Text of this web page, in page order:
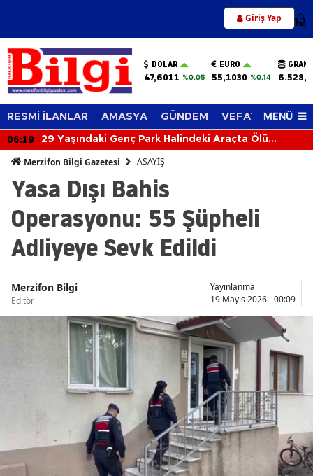
Giriş Yap 12
DOLAR
47,6011 %0.05
EURO
55,1030 %0.14
RESMİ İLANLAR AMASYA GÜNDEM VEFAT EDENLER
MENÜ
06:19
29 Yaşındaki Genç Park Halindeki Araçta Ölü
Merzifon Bilgi Gazetesi ASAYİŞ
Yasa Dışı Bahis
Operasyonu: 55 Şüpheli
Adliyeye Sevk Edildi
Merzifon Bilgi
Editör
Yayınlanma
19 Mayıs 2026 - 00:09